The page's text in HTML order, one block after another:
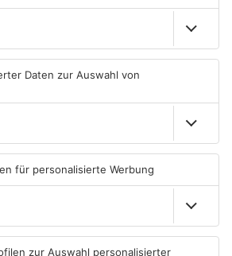
TOPNEWS
Aschaffenburger Innenstadt
beendet
05.08.2026, 06:40 UHR IN